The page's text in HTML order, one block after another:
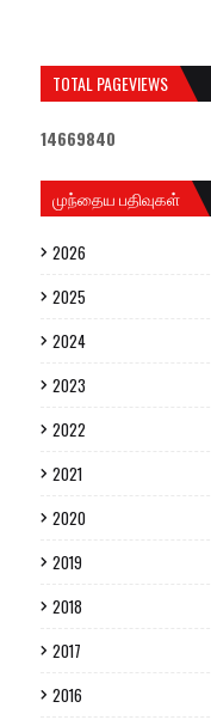
TOTAL PAGEVIEWS
14669840
முந்தைய பதிவுகள்
2026
2025
2024
2023
2022
2021
2020
2019
2018
2017
2016